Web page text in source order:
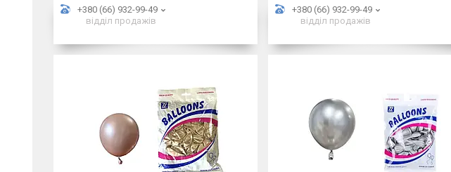
+380 (66) 932-99-49
відділ продажів
+380 (66) 932-99-49
відділ продажів